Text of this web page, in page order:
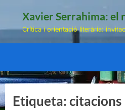
Xavier Serrahima: el
Crítica i orientació literària:
Etiqueta: